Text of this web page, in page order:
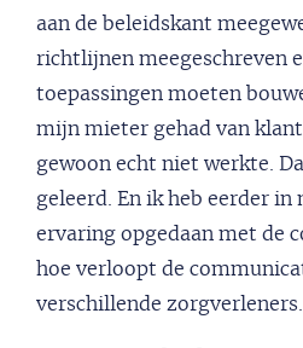
aan de beleidskant
richtlijnen meegeschreven
toepassingen moeten
mijn mieter gehad van
gewoon echt niet werkte.
geleerd. En ik heb eerder in
ervaring opgedaan met de
hoe verloopt de
verschillende